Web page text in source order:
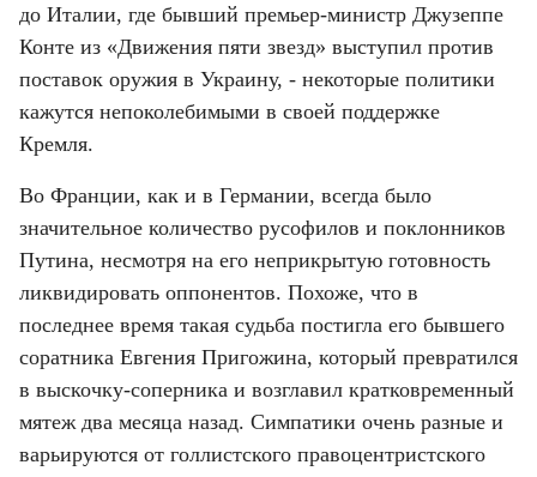
до Италии, где бывший премьер-министр Джузеппе
Конте из «Движения пяти звезд» выступил против
поставок оружия в Украину, - некоторые политики
кажутся непоколебимыми в своей поддержке
Кремля.
Во Франции, как и в Германии, всегда было
значительное количество русофилов и поклонников
Путина, несмотря на его неприкрытую готовность
ликвидировать оппонентов. Похоже, что в
последнее время такая судьба постигла его бывшего
соратника Евгения Пригожина, который превратился
в выскочку-соперника и возглавил кратковременный
мятеж два месяца назад. Симпатики очень разные и
варьируются от голлистского правоцентристского